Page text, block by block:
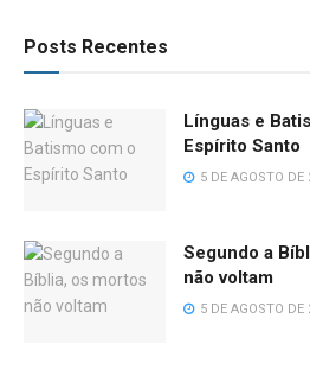
Posts Recentes
Línguas e
Espírito Santo
5 DE AGOSTO DE
Segundo a
não voltam
5 DE AGOSTO DE